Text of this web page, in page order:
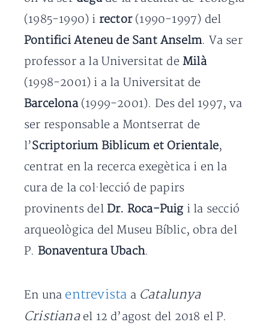
(1985-1990) i rector(1990-1997) del
Pontifici Ateneu de Sant Anselm. Va ser
professor a la Universitat de Milà
(1998-2001) i a la Universitat de
Barcelona(1999-2001). Des del 1997, va
ser responsable a Montserrat de
l’Scriptorium Biblicum et Orientale,
centrat en la recerca exegètica i en la
cura de la col·lecció de papirs
provinents del Dr. Roca-Puig i la secció
arqueològica del Museu Bíblic, obra del
P. Bonaventura Ubach.
En una entrevista a Catalunya
Cristianael 12 d’agost del 2018 el P.